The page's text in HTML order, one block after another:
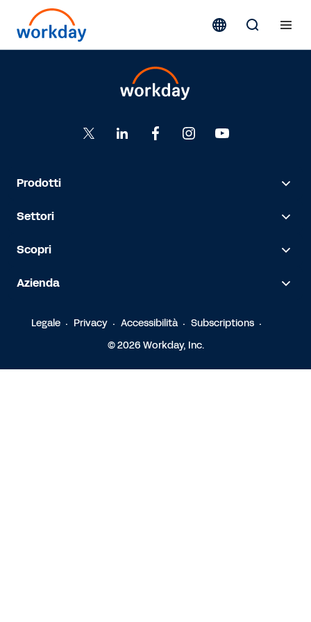
Prodotti
Settori
Scopri
Azienda
Legale Privacy Accessibilità
Subscriptions
© 2026 Workday, Inc.